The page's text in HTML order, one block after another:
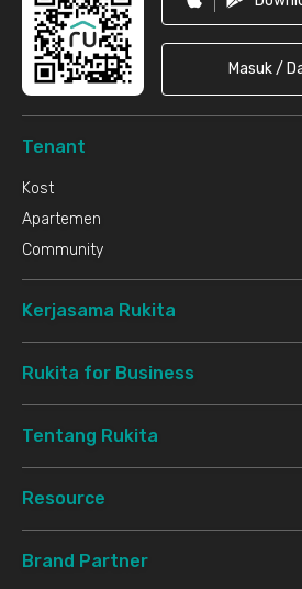
Masuk /
Tenant
Kost
Apartemen
Community
Kerjasama Rukita
Rukita for Business
Tentang Rukita
Resource
Brand Partner